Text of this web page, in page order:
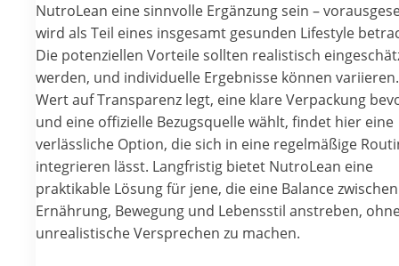
NutroLean eine sinnvolle Ergänzung sein –
wird als Teil eines insgesamt gesunden Lifestyle
Die potenziellen Vorteile sollten realistisch
werden, und individuelle Ergebnisse können
Wert auf Transparenz legt, eine klare Verpackung
und eine offizielle Bezugsquelle wählt, findet hier eine
verlässliche Option, die sich in eine regelmäßige
integrieren lässt. Langfristig bietet NutroLean eine
praktikable Lösung für jene, die eine Balance zwischen
Ernährung, Bewegung und Lebensstil anstreben,
unrealistische Versprechen zu machen.